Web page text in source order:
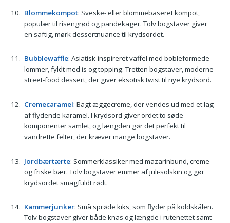
Blommekompot: Sveske- eller blommebaseret kompot,
populær til risengrød og pandekager. Tolv bogstaver giver
en saftig, mørk dessertnuance til krydsordet.
Bubblewaffle: Asiatisk-inspireret vaffel med bobleformede
lommer, fyldt med is og topping. Tretten bogstaver, moderne
street-food dessert, der giver eksotisk twist til nye krydsord.
Cremecaramel: Bagt æggecreme, der vendes ud med et lag
af flydende karamel. I krydsord giver ordet to søde
komponenter samlet, og længden gør det perfekt til
vandrette felter, der kræver mange bogstaver.
Jordbærtærte: Sommerklassiker med mazarinbund, creme
og friske bær. Tolv bogstaver emmer af juli-solskin og gør
krydsordet smagfuldt rødt.
Kammerjunker: Små sprøde kiks, som flyder på koldskålen.
Tolv bogstaver giver både knas og længde i rutenettet samt